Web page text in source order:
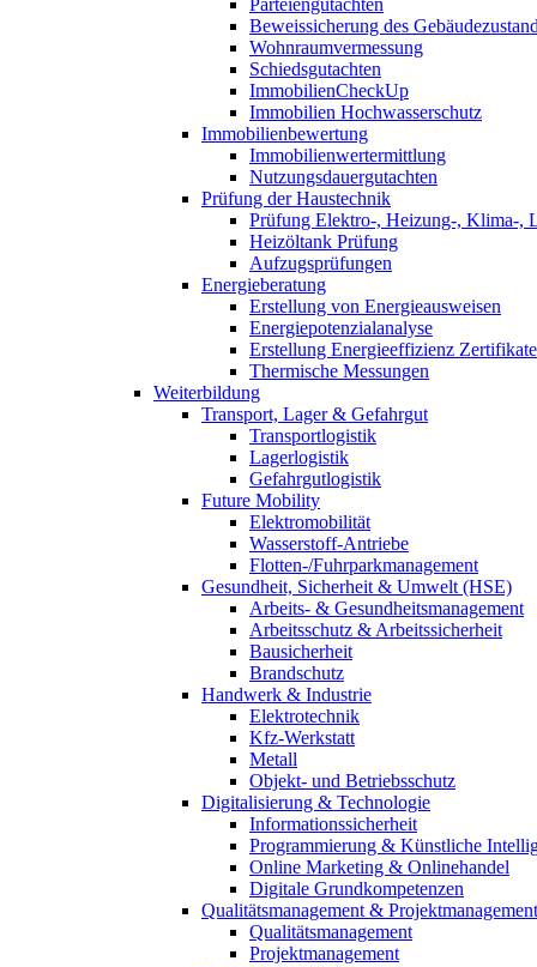
Beweissicherung des
Wohnraumvermessung
Schiedsgutachten
ImmobilienCheckUp
Immobilien Hochwasserschutz
Immobilienbewertung
Immobilienwertermittlung
Nutzungsdauergutachten
Prüfung der Haustechnik
Prüfung Elektro-, Heizung-, Klima-,
Heizöltank Prüfung
Aufzugsprüfungen
Energieberatung
Erstellung von Energieausweisen
Energiepotenzialanalyse
Erstellung Energieeffizienz Zertifikate
Thermische Messungen
Weiterbildung
Transport, Lager & Gefahrgut
Transportlogistik
Lagerlogistik
Gefahrgutlogistik
Future Mobility
Elektromobilität
Wasserstoff-Antriebe
Flotten-/Fuhrparkmanagement
Gesundheit, Sicherheit & Umwelt (HSE)
Arbeits- & Gesundheitsmanagement
Arbeitsschutz & Arbeitssicherheit
Bausicherheit
Brandschutz
Handwerk & Industrie
Elektrotechnik
Kfz-Werkstatt
Metall
Objekt- und Betriebsschutz
Digitalisierung & Technologie
Informationssicherheit
Programmierung & Künstliche
Online Marketing & Onlinehandel
Digitale Grundkompetenzen
Qualitätsmanagement & Projektmanagement
Qualitätsmanagement
Projektmanagement